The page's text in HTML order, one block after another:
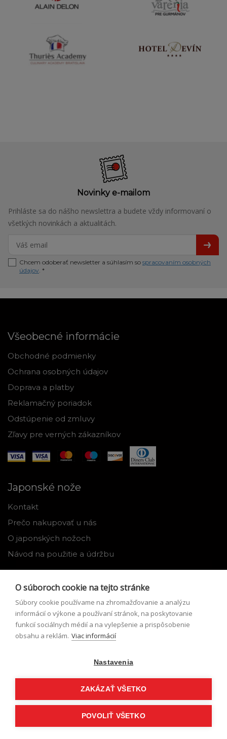
Novinky e-mailom
Prihláste sa do nášho newslettra a budete vždy informovaní o
všetkých novinkách a aktualitách.
Chcem odoberať newsletter a súhlasím so spracovaním osobných
údajov . *
Všeobecné informácie
Obchodné podmienky
Ochrana osobných údajov
Doprava a platby
Reklamačný poriadok
Odstúpenie od zmluvy
Zľavy pre verných zákazníkov
Japonské nože
Kontakt
Prečo nakupovať u nás
O japonských nožoch
Návod na použitie a údržbu
Môj profil
Zabudnuté heslo
Formulár pre odstúpenie od zmluvy
O súboroch cookie na tejto stránke
Súbory cookie používame na zhromažďovanie a analýzu
informácií o výkone a používaní stránok, na poskytovanie
funkcií sociálnych médií a na vylepšenie a prispôsobenie
obsahu a reklám. Viac informácií
Nastavenia
ZAKÁZAŤ VŠETKO
POVOLIŤ VŠETKO